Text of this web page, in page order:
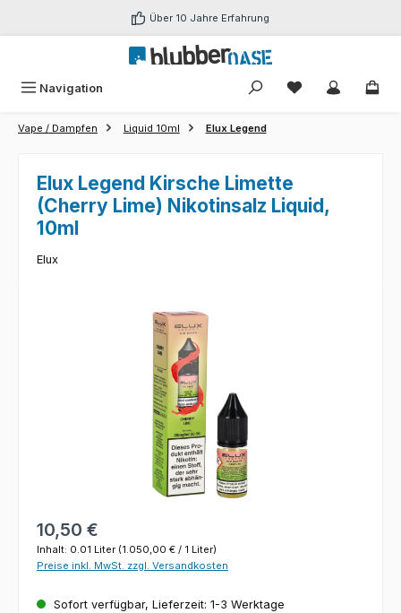
Zum Hauptinhalt springen Über 10 Jahre Erfahrung
Navigation Du hast 0
Vape / Dampfen Liquid 10ml Elux Legend
Elux Legend Kirsche Limette
(Cherry Lime) Nikotinsalz Liquid,
10ml
Elux
Bildergalerie überspringen
Regulärer Preis:
10,50 €
Inhalt: 0.01 Liter (1.050,00 € / 1 Liter)
Preise inkl. MwSt. zzgl. Versandkosten
Sofort verfügbar, Lieferzeit: 1-3 Werktage